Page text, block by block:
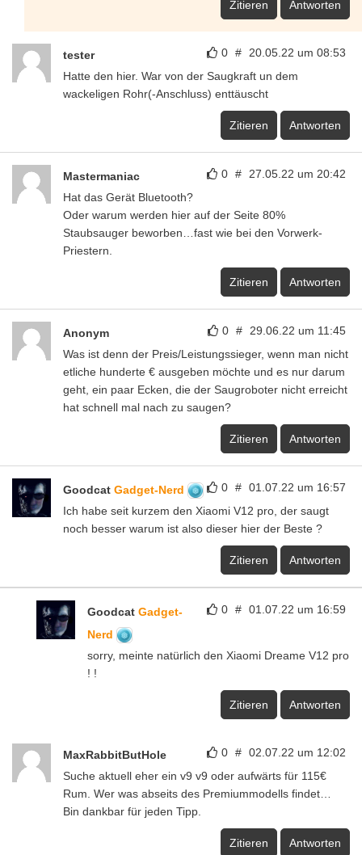
Zitieren Antworten
0 # 20.05.22 um 08:53
tester
Hatte den hier. War von der Saugkraft un dem
wackeligen Rohr(-Anschluss) enttäuscht
Zitieren Antworten
0 # 27.05.22 um 20:42
Mastermaniac
Hat das Gerät Bluetooth?
Oder warum werden hier auf der Seite 80%
Staubsauger beworben…fast wie bei den Vorwerk-
Priestern.
Zitieren Antworten
0 # 29.06.22 um 11:45
Anonym
Was ist denn der Preis/Leistungssieger, wenn man nicht
etliche hunderte € ausgeben möchte und es nur darum
geht, ein paar Ecken, die der Saugroboter nicht erreicht
hat schnell mal nach zu saugen?
Zitieren Antworten
0 # 01.07.22 um 16:57
Goodcat Gadget-Nerd
Ich habe seit kurzem den Xiaomi V12 pro, der saugt
noch besser warum ist also dieser hier der Beste ?
Zitieren Antworten
0 # 01.07.22 um 16:59
Goodcat Gadget-
Nerd
sorry, meinte natürlich den Xiaomi Dreame V12 pro
! !
Zitieren Antworten
0 # 02.07.22 um 12:02
MaxRabbitButHole
Suche aktuell eher ein v9 v9 oder aufwärts für 115€
Rum. Wer was abseits des Premiummodells findet…
Bin dankbar für jeden Tipp.
Zitieren Antworten